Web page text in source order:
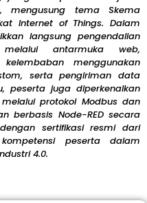
mengusung tema Skema
Internet of Things. Dalam
langsung pengendalian
antarmuka web,
menggunakan
serta pengiriman data
peserta juga diperkenalkan
protokol Modbus dan
berbasis Node-RED secara
sertifikasi resmi dari
peserta dalam
4.0.